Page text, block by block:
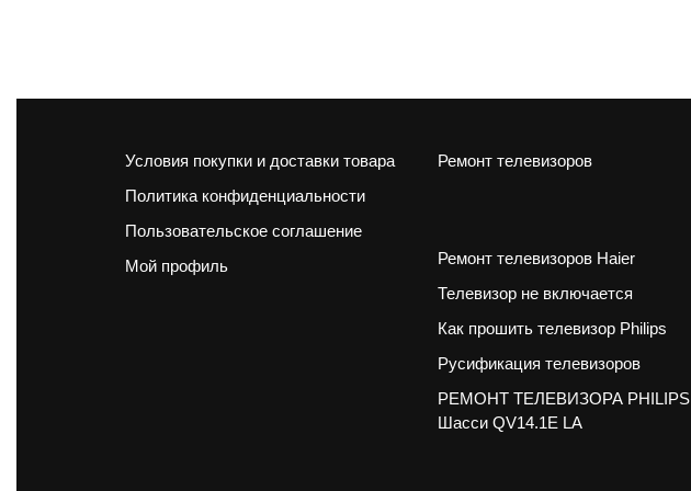
Условия покупки и доставки товара
Политика конфиденциальности
Пользовательское соглашение
Мой профиль
Ремонт телевизоров
Ремонт телевизоров Haier
Телевизор не включается
Как прошить телевизор Philips
Русификация телевизоров
РЕМОНТ ТЕЛЕВИЗОРА PHILIPS
Шасси QV14.1E LA